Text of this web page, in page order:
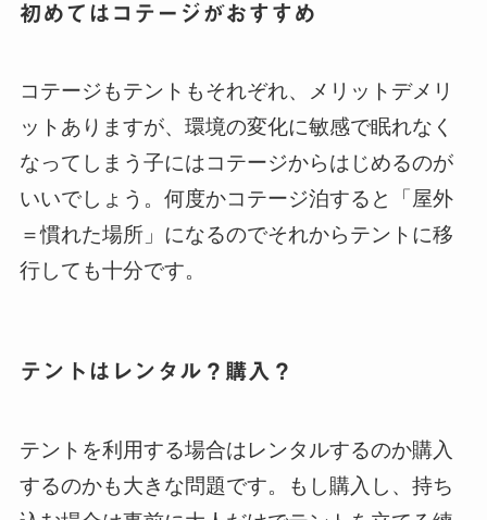
初めてはコテージがおすすめ
コテージもテントもそれぞれ、メリットデメリ
ットありますが、環境の変化に敏感で眠れなく
なってしまう子にはコテージからはじめるのが
いいでしょう。何度かコテージ泊すると「屋外
＝慣れた場所」になるのでそれからテントに移
行しても十分です。
テントはレンタル？購入？
テントを利用する場合はレンタルするのか購入
するのかも大きな問題です。もし購入し、持ち